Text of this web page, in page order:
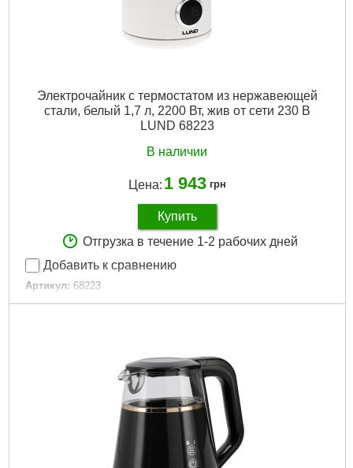
Электрочайник с термостатом из нержавеющей
стали, белый 1,7 л, 2200 Вт, жив от сети 230 В
LUND 68223
В наличии
Цена: 1 943 грн
Купить
Отгрузка в течение 1-2 рабочих дней
Добавить к сравнению
Артикул: 68223
Код товара: 29.60.62